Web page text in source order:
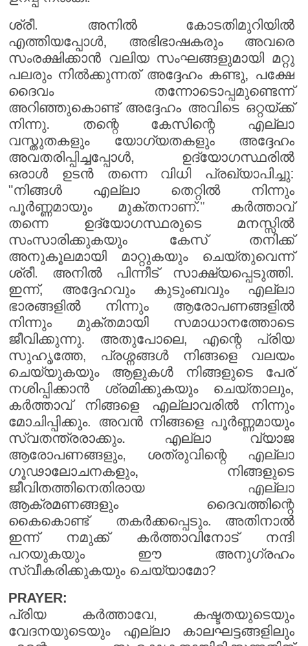
ശ്രീ. അനിൽ കോടതിമുറിയിൽ
എത്തിയപ്പോൾ, അഭിഭാഷകരും അവരെ
സംരക്ഷിക്കാൻ വലിയ സംഘങ്ങളുമായി മറ്റു
പലരും നിൽക്കുന്നത് അദ്ദേഹം കണ്ടു, പക്ഷേ
ദൈവം തന്നോടൊപ്പമുണ്ടെന്ന്
അറിഞ്ഞുകൊണ്ട് അദ്ദേഹം അവിടെ ഒറ്റയ്ക്ക്
നിന്നു. തന്റെ കേസിന്റെ എല്ലാ
വസ്തുതകളും യോഗ്യതകളും അദ്ദേഹം
അവതരിപ്പിച്ചപ്പോൾ, ഉദ്യോഗസ്ഥരിൽ
ഒരാൾ ഉടൻ തന്നെ വിധി പ്രഖ്യാപിച്ചു:
"നിങ്ങൾ എല്ലാ തെറ്റിൽ നിന്നും
പൂർണ്ണമായും മുക്തനാണ്." കർത്താവ്
തന്നെ ഉദ്യോഗസ്ഥരുടെ മനസ്സിൽ
സംസാരിക്കുകയും കേസ് തനിക്ക്
അനുകൂലമായി മാറ്റുകയും ചെയ്തുവെന്ന്
ശ്രീ. അനിൽ പിന്നീട് സാക്ഷ്യപ്പെടുത്തി.
ഇന്ന്, അദ്ദേഹവും കുടുംബവും എല്ലാ
ഭാരങ്ങളിൽ നിന്നും ആരോപണങ്ങളിൽ
നിന്നും മുക്തമായി സമാധാനത്തോടെ
ജീവിക്കുന്നു. അതുപോലെ, എന്റെ പ്രിയ
സുഹൃത്തേ, പ്രശ്നങ്ങൾ നിങ്ങളെ വലയം
ചെയ്യുകയും ആളുകൾ നിങ്ങളുടെ പേര്
നശിപ്പിക്കാൻ ശ്രമിക്കുകയും ചെയ്താലും,
കർത്താവ് നിങ്ങളെ എല്ലാവരിൽ നിന്നും
മോചിപ്പിക്കും. അവൻ നിങ്ങളെ പൂർണ്ണമായും
സ്വതന്ത്രരാക്കും. എല്ലാ വ്യാജ
ആരോപണങ്ങളും, ശത്രുവിന്റെ എല്ലാ
ഗൂഢാലോചനകളും, നിങ്ങളുടെ
ജീവിതത്തിനെതിരായ എല്ലാ
ആക്രമണങ്ങളും ദൈവത്തിന്റെ
കൈകൊണ്ട് തകർക്കപ്പെടും. അതിനാൽ
ഇന്ന് നമുക്ക് കർത്താവിനോട് നന്ദി
പറയുകയും ഈ അനുഗ്രഹം
സ്വീകരിക്കുകയും ചെയ്യാമോ?
PRAYER:
പ്രിയ കർത്താവേ, കഷ്ടതയുടെയും
വേദനയുടെയും എല്ലാ കാലഘട്ടങ്ങളിലും